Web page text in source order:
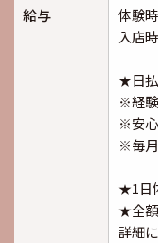
給与
体験
入店
★日
※経
※安
※毎
★1日
★全
詳細